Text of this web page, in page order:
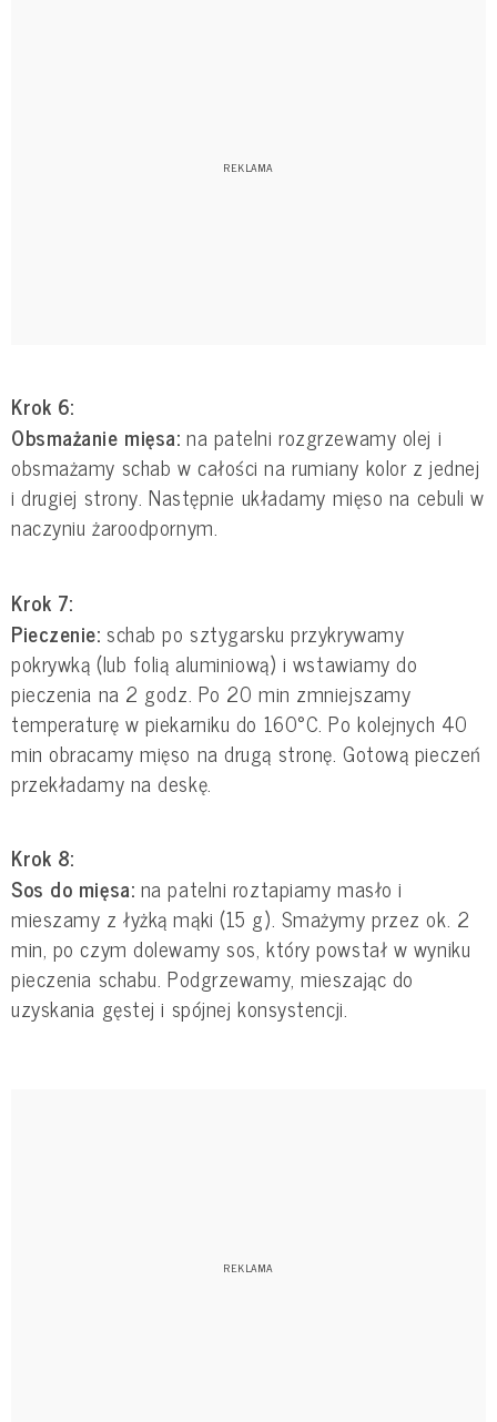
Krok 6:
Obsmażanie mięsa: na patelni rozgrzewamy olej i
obsmażamy schab w całości na rumiany kolor z jednej
i drugiej strony. Następnie układamy mięso na cebuli w
naczyniu żaroodpornym.
Krok 7:
Pieczenie:schab po sztygarsku przykrywamy
pokrywką (lub folią aluminiową) i wstawiamy do
pieczenia na 2 godz. Po 20 min zmniejszamy
temperaturę w piekarniku do 160°C. Po kolejnych 40
min obracamy mięso na drugą stronę. Gotową pieczeń
przekładamy na deskę.
Krok 8:
Sos do mięsa: na patelni roztapiamy masło i
mieszamy z łyżką mąki (15 g). Smażymy przez ok. 2
min, po czym dolewamy sos, który powstał w wyniku
pieczenia schabu. Podgrzewamy, mieszając do
uzyskania gęstej i spójnej konsystencji.